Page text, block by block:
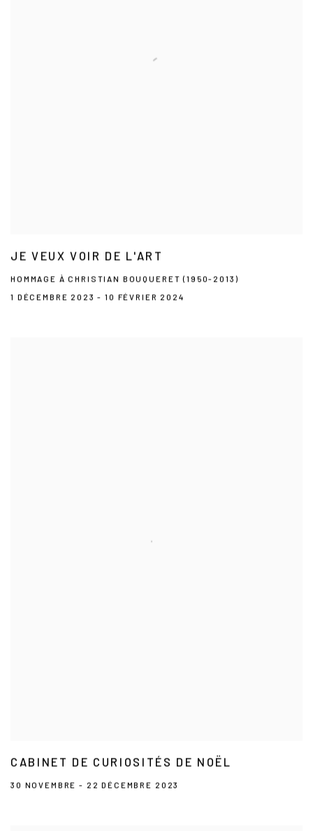
JE VEUX VOIR DE L'ART
HOMMAGE À CHRISTIAN BOUQUERET (1950-2013)
1 DÉCEMBRE 2023 - 10 FÉVRIER 2024
CABINET DE CURIOSITÉS DE NOËL
30 NOVEMBRE - 22 DÉCEMBRE 2023